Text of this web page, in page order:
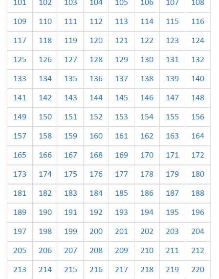
101 102 103 104 105 106 107 108
109 110 111 112 113 114 115 116
117 118 119 120 121 122 123 124
125 126 127 128 129 130 131 132
133 134 135 136 137 138 139 140
141 142 143 144 145 146 147 148
149 150 151 152 153 154 155 156
157 158 159 160 161 162 163 164
165 166 167 168 169 170 171 172
173 174 175 176 177 178 179 180
181 182 183 184 185 186 187 188
189 190 191 192 193 194 195 196
197 198 199 200 201 202 203 204
205 206 207 208 209 210 211 212
213 214 215 216 217 218 219 220